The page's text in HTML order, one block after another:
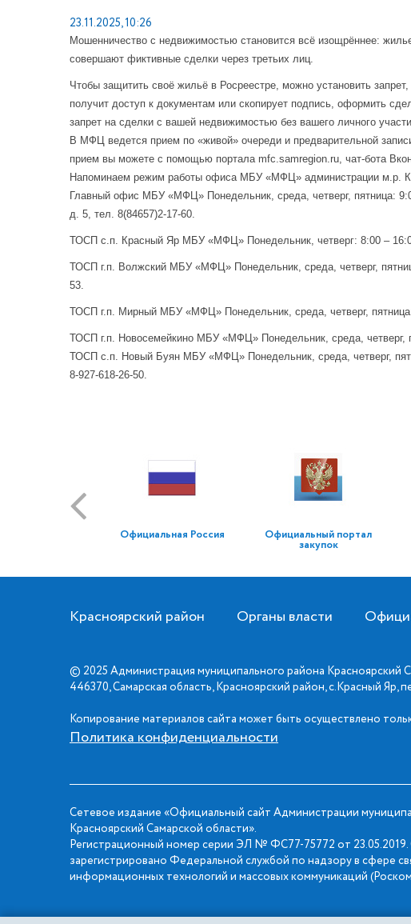
23.11.2025, 10:26
Мошенничество с недвижимостью становится всё изощрённее:
совершают фиктивные сделки через третьих лиц.
Чтобы защитить своё жильё в Росреестре, можно установить
получит доступ к документам или скопирует подпись, оформить
запрет на сделки с вашей недвижимостью без вашего личного
В МФЦ ведется прием по «живой» очереди и предварительной
прием вы можете с помощью портала mfc.samregion.ru, чат-бота
Напоминаем режим работы офиса МБУ «МФЦ» администрации м.р.
Главный офис МБУ «МФЦ» Понедельник, среда, четверг, пятница:
д. 5, тел. 8(84657)2-17-60.
ТОСП с.п. Красный Яр МБУ «МФЦ» Понедельник, четверг: 8:00 –
ТОСП г.п. Волжский МБУ «МФЦ» Понедельник, среда, четверг,
53.
ТОСП г.п. Мирный МБУ «МФЦ» Понедельник, среда, четверг,
ТОСП г.п. Новосемейкино МБУ «МФЦ» Понедельник, среда, четверг,
ТОСП с.п. Новый Буян МБУ «МФЦ» Понедельник, среда, четверг,
8-927-618-26-50.
Официальная Россия Официальный портал
закупок
Красноярский район Органы власти
© 2025 Администрация муниципального района Красноярский
446370, Самарская область, Красноярский район, с.Красный Яр,
Копирование материалов сайта может быть осуществлено
Политика конфиденциальности
Сетевое издание «Официальный сайт Администрации
Красноярский Самарской области».
Регистрационный номер серии ЭЛ № ФС77-75772 от
зарегистрировано Федеральной службой по надзору в сфере
информационных технологий и массовых коммуникаций